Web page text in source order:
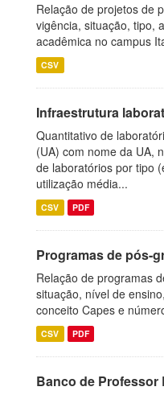
Relação de projetos de
vigência, situação, tipo,
acadêmica no campus
CSV
Infraestrutura
Quantitativo de
(UA) com nome da UA,
de laboratórios por tipo
utilização média...
CSV PDF
Programas de pós-
Relação de programas
situação, nível de
conceito Capes e
CSV PDF
Banco de Professor